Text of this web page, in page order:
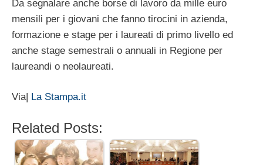
Da segnalare anche borse di lavoro da mille euro
mensili per i giovani che fanno tirocini in azienda,
formazione e stage per i laureati di primo livello ed
anche stage semestrali o annuali in Regione per
laureandi o neolaureati.
Via| La Stampa.it
Related Posts: